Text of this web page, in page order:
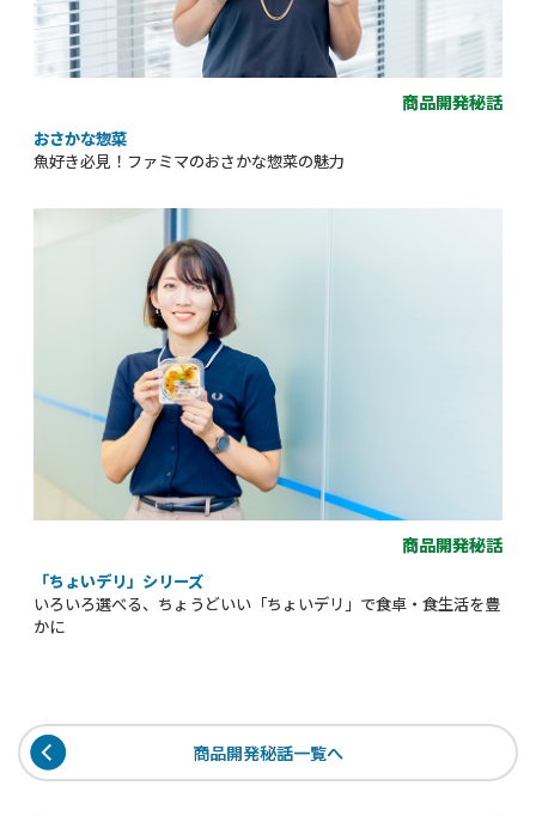
商品開発秘話
おさかな惣菜
魚好き必見！ファミマのおさかな惣菜の魅力
商品開発秘話
「ちょいデリ」シリーズ
いろいろ選べる、ちょうどいい「ちょいデリ」で食卓・食生活を豊
かに
商品開発秘話一覧へ